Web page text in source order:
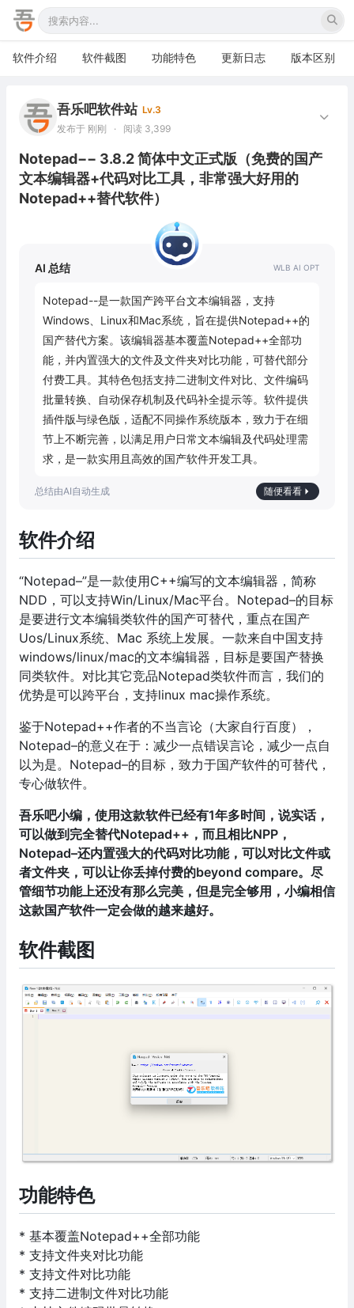
软件介绍 软件截图 功能特色 更新日志 版本区别
吾乐吧软件站 Lv.3
发布于 刚刚
· 阅读 3,399
Notepad−− 3.8.2 简体中文正式版（免费的国产
文本编辑器+代码对比工具，非常强大好用的
Notepad++替代软件）
AI 总结
Notepad--是一款国产跨平台文本编辑器，支持
Windows、Linux和Mac系统，旨在提供Notepad++的
国产替代方案。该编辑器基本覆盖Notepad++全部功
能，并内置强大的文件及文件夹对比功能，可替代部分
付费工具。其特色包括支持二进制文件对比、文件编码
批量转换、自动保存机制及代码补全提示等。软件提供
插件版与绿色版，适配不同操作系统版本，致力于在细
节上不断完善，以满足用户日常文本编辑及代码处理需
求，是一款实用且高效的国产软件开发工具。
随便看看
软件介绍
“Notepad–”是一款使用C++编写的文本编辑器，简称
NDD，可以支持Win/Linux/Mac平台。Notepad–的目标
是要进行文本编辑类软件的国产可替代，重点在国产
Uos/Linux系统、Mac 系统上发展。一款来自中国支持
windows/linux/mac的文本编辑器，目标是要国产替换
同类软件。对比其它竞品Notepad类软件而言，我们的
优势是可以跨平台，支持linux mac操作系统。
鉴于Notepad++作者的不当言论（大家自行百度），
Notepad–的意义在于：减少一点错误言论，减少一点自
以为是。Notepad–的目标，致力于国产软件的可替代，
专心做软件。
吾乐吧小编，使用这款软件已经有1年多时间，说实话，
可以做到完全替代Notepad++，而且相比NPP，
Notepad–还内置强大的代码对比功能，可以对比文件或
者文件夹，可以让你丢掉付费的beyond compare。尽
管细节功能上还没有那么完美，但是完全够用，小编相信
这款国产软件一定会做的越来越好。
软件截图
功能特色
* 基本覆盖Notepad++全部功能
* 支持文件夹对比功能
* 支持文件对比功能
* 支持二进制文件对比功能